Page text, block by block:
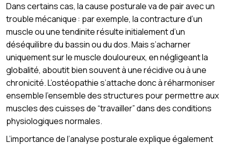
Dans certains cas, la cause posturale va de pair avec un
trouble mécanique : par exemple, la contracture d’un
muscle ou une tendinite résulte initialement d’un
déséquilibre du bassin ou du dos. Mais s’acharner
uniquement sur le muscle douloureux, en négligeant la
globalité, aboutit bien souvent à une récidive ou à une
chronicité. L’ostéopathie s’attache donc à réharmoniser
ensemble l’ensemble des structures pour permettre aux
muscles des cuisses de “travailler” dans des conditions
physiologiques normales.
L’importance de l’analyse posturale explique également